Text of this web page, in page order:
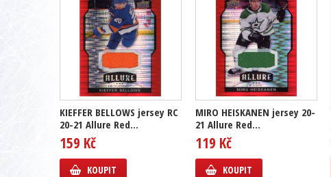
KIEFFER BELLOWS jersey RC
20-21 Allure Red...
159 Kč
KOUPIT
MIRO HEISKANEN jersey 20-
21 Allure Red...
119 Kč
KOUPIT